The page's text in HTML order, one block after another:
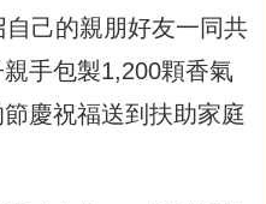
己的親朋好友一同共
手包製1,200顆香氣
慶祝福送到扶助家庭